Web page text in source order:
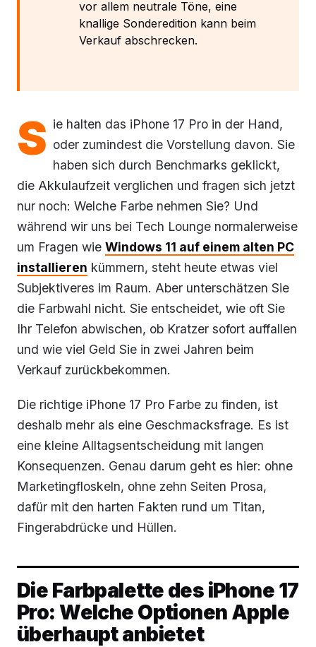
vor allem neutrale Töne, eine
knallige Sonderedition kann beim
Verkauf abschrecken.
S ie halten das iPhone 17 Pro in der Hand,
oder zumindest die Vorstellung davon. Sie
haben sich durch Benchmarks geklickt,
die Akkulaufzeit verglichen und fragen sich jetzt
nur noch: Welche Farbe nehmen Sie? Und
während wir uns bei Tech Lounge normalerweise
um Fragen wie Windows 11 auf einem alten PC
installieren kümmern, steht heute etwas viel
Subjektiveres im Raum. Aber unterschätzen Sie
die Farbwahl nicht. Sie entscheidet, wie oft Sie
Ihr Telefon abwischen, ob Kratzer sofort auffallen
und wie viel Geld Sie in zwei Jahren beim
Verkauf zurückbekommen.
Die richtige iPhone 17 Pro Farbe zu finden, ist
deshalb mehr als eine Geschmacksfrage. Es ist
eine kleine Alltagsentscheidung mit langen
Konsequenzen. Genau darum geht es hier: ohne
Marketingfloskeln, ohne zehn Seiten Prosa,
dafür mit den harten Fakten rund um Titan,
Fingerabdrücke und Hüllen.
Die Farbpalette des iPhone 17
Pro: Welche Optionen Apple
überhaupt anbietet